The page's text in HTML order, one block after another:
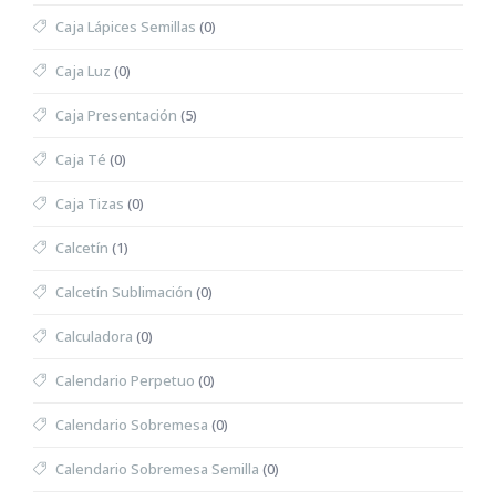
Caja Lápices Semillas (0)
Caja Luz (0)
Caja Presentación (5)
Caja Té (0)
Caja Tizas (0)
Calcetín (1)
Calcetín Sublimación (0)
Calculadora (0)
Calendario Perpetuo (0)
Calendario Sobremesa (0)
Calendario Sobremesa Semilla (0)